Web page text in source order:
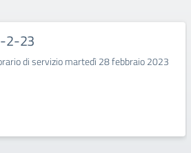
2-23
di servizio martedì 28 febbraio 2023